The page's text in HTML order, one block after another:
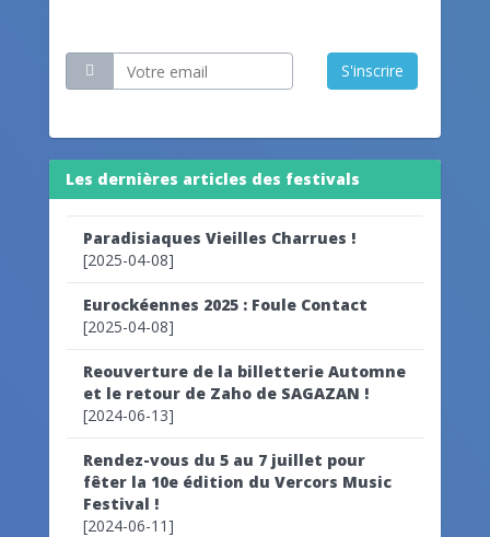
S'inscrire
Les dernières articles des festivals
Paradisiaques Vieilles Charrues !
[2025-04-08]
Eurockéennes 2025 : Foule Contact
[2025-04-08]
Reouverture de la billetterie Automne
et le retour de Zaho de SAGAZAN !
[2024-06-13]
Rendez-vous du 5 au 7 juillet pour
fêter la 10e édition du Vercors Music
Festival !
[2024-06-11]